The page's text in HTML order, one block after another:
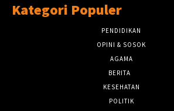
Kategori Populer
PENDIDIKAN
OPINI & SOSOK
AGAMA
BERITA
KESEHATAN
POLITIK